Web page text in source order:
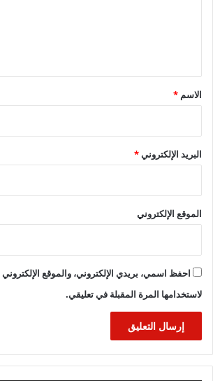
*
الاسم *
البريد الإلكتروني*
الموقع الإلكتروني
احفظ اسمي، بريدي الإلكتروني، والموقع
لاستخدامها المرة المقبلة في تعليقي.